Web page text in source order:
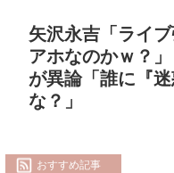
矢沢永吉「ライ
アホなのかｗ？
が異論「誰に『
な？」
おすすめ記事